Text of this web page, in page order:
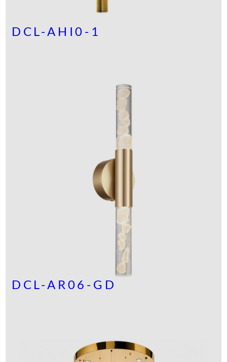
DCL-AHI0-1
DCL-AR06-GD